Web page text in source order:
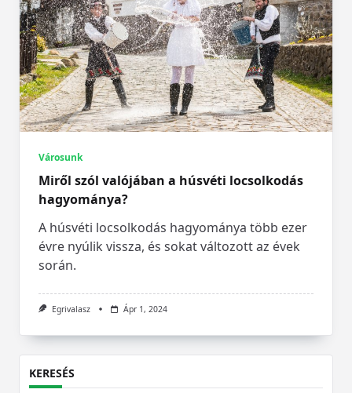
Városunk
Miről szól valójában a húsvéti locsolkodás
hagyománya?
A húsvéti locsolkodás hagyománya több ezer
évre nyúlik vissza, és sokat változott az évek
során.
Egrivalasz Ápr 1, 2024
KERESÉS